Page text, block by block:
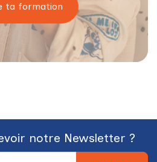
ta formation
notre Newsletter ?